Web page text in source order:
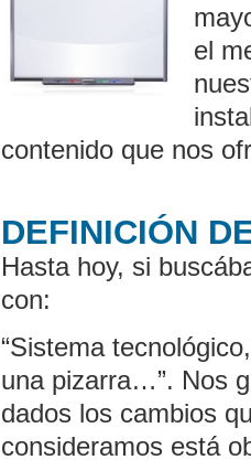
el
contenido que nos
DEFINICIÓN
Hasta hoy, si
con:
“Sistema
una pizarra…”. Nos
dados los cambios
consideramos está